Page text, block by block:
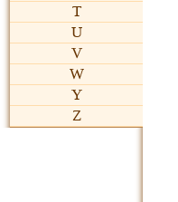
T
U
V
W
Y
Z